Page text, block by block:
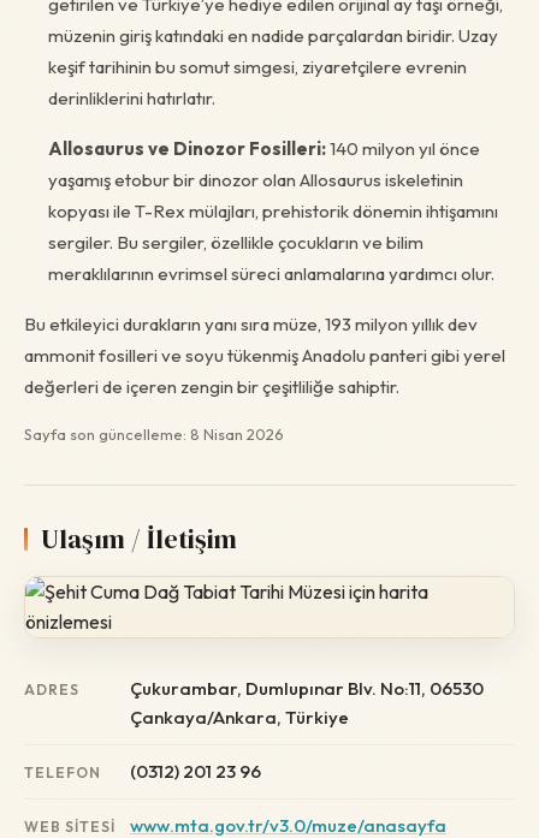
müzenin giriş katındaki en nadide parçalardan biridir. Uzay
keşif tarihinin bu somut simgesi, ziyaretçilere evrenin
derinliklerini hatırlatır.
Allosaurus ve Dinozor Fosilleri:140 milyon yıl önce
yaşamış etobur bir dinozor olan Allosaurus iskeletinin
kopyası ile T-Rex mülajları, prehistorik dönemin ihtişamını
sergiler. Bu sergiler, özellikle çocukların ve bilim
meraklılarının evrimsel süreci anlamalarına yardımcı olur.
Bu etkileyici durakların yanı sıra müze, 193 milyon yıllık dev
ammonit fosilleri ve soyu tükenmiş Anadolu panteri gibi yerel
değerleri de içeren zengin bir çeşitliliğe sahiptir.
Sayfa son güncelleme: 8 Nisan 2026
Ulaşım / İletişim
ADRES
Çukurambar, Dumlupınar Blv. No:11, 06530
Çankaya/Ankara, Türkiye
TELEFON (0312) 201 23 96
WEB SITESI www.mta.gov.tr/v3.0/muze/anasayfa